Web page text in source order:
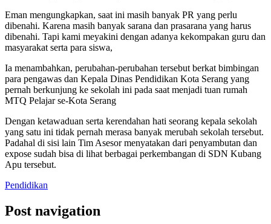
Eman mengungkapkan, saat ini masih banyak PR yang perlu
dibenahi. Karena masih banyak sarana dan prasarana yang harus
dibenahi. Tapi kami meyakini dengan adanya kekompakan guru dan
masyarakat serta para siswa,
Ia menambahkan, perubahan-perubahan tersebut berkat bimbingan
para pengawas dan Kepala Dinas Pendidikan Kota Serang yang
pernah berkunjung ke sekolah ini pada saat menjadi tuan rumah
MTQ Pelajar se-Kota Serang
Dengan ketawaduan serta kerendahan hati seorang kepala sekolah
yang satu ini tidak pernah merasa banyak merubah sekolah tersebut.
Padahal di sisi lain Tim Asesor menyatakan dari penyambutan dan
expose sudah bisa di lihat berbagai perkembangan di SDN Kubang
Apu tersebut.
Pendidikan
Post navigation